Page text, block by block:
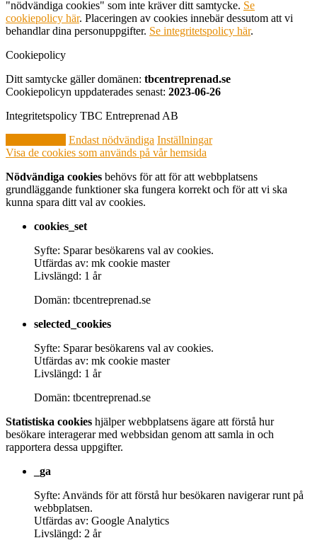
"nödvändiga cookies" som inte kräver ditt samtycke. Se
cookiepolicy här. Placeringen av cookies innebär dessutom att vi
behandlar dina personuppgifter. Se integritetspolicy här.
Cookiepolicy
Ditt samtycke gäller domänen: tbcentreprenad.se
Cookiepolicyn uppdaterades senast: 2023-06-26
Integritetspolicy TBC Entreprenad AB
Endast nödvändiga Inställningar
Visa de cookies som används på vår hemsida
Nödvändiga cookies behövs för att för att webbplatsens
grundläggande funktioner ska fungera korrekt och för att vi ska
kunna spara ditt val av cookies.
cookies_set
Syfte: Sparar besökarens val av cookies.
Utfärdas av: mk cookie master
Livslängd: 1 år
Domän: tbcentreprenad.se
selected_cookies
Syfte: Sparar besökarens val av cookies.
Utfärdas av: mk cookie master
Livslängd: 1 år
Domän: tbcentreprenad.se
Statistiska cookies hjälper webbplatsens ägare att förstå hur
besökare interagerar med webbsidan genom att samla in och
rapportera dessa uppgifter.
_ga
Syfte: Används för att förstå hur besökaren navigerar runt på
webbplatsen.
Utfärdas av: Google Analytics
Livslängd: 2 år